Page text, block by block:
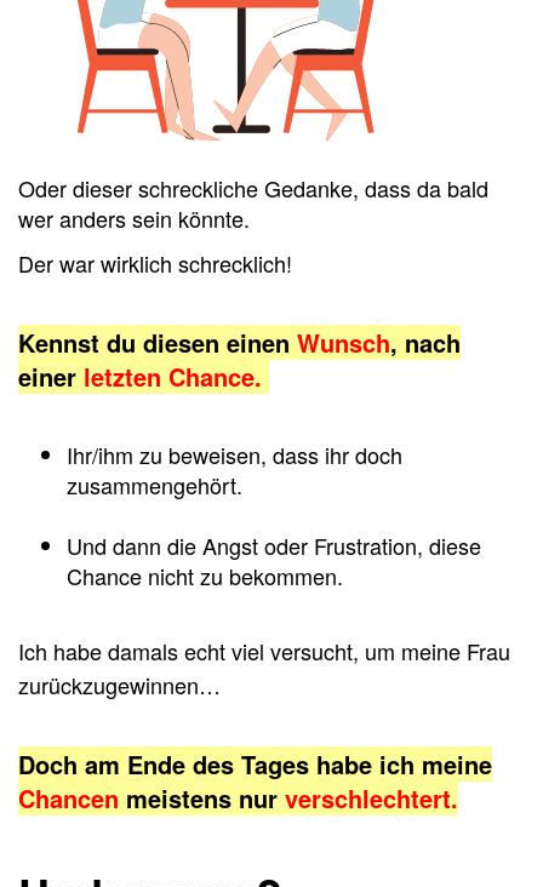
Oder dieser schreckliche Gedanke, dass da bald
wer anders sein könnte.
Der war wirklich schrecklich!
Kennst du diesen einen Wunsch, nach
einer letzten Chance.
Ihr/ihm zu beweisen, dass ihr doch
zusammengehört.
Und dann die Angst oder Frustration, diese
Chance nicht zu bekommen.
Ich habe damals echt viel versucht, um meine Frau
zurückzugewinnen…
Doch am Ende des Tages habe ich meine
Chancen meistens nur verschlechtert.